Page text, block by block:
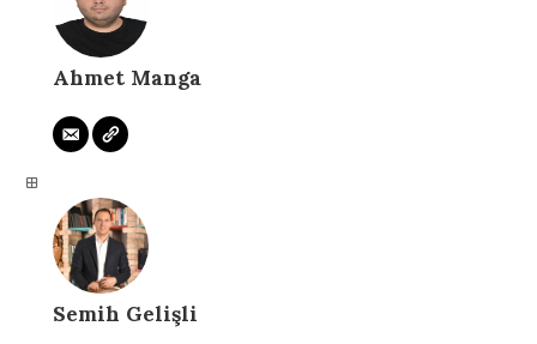
Ahmet Manga
Semih Gelişli